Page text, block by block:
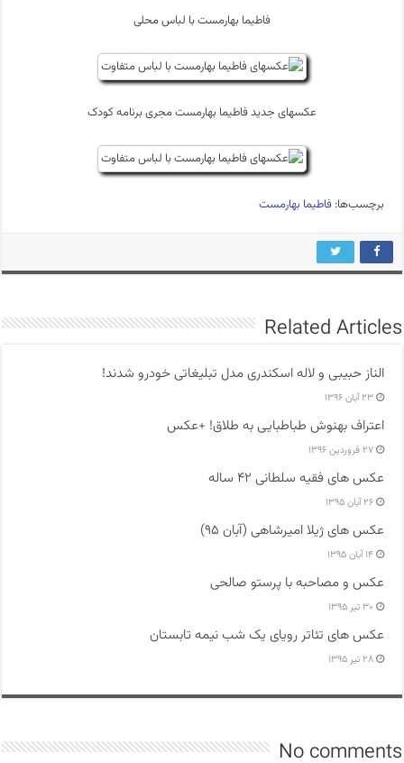
فاطیما بهارمست با لباس محلی
عکسهای جدید فاطیما بهارمست مجری برنامه کودک
برچسب‌ها:فاطیما بهارمست
Related Articles
الناز حبیبی و لاله اسکندری مدل تبلیغاتی خودرو شدند!
۲۳ آبان ۱۳۹۶
اعتراف بهنوش طباطبایی به طلاق! +عکس
۲۷ فروردین ۱۳۹۶
عکس های فقیه سلطانی ۴۲ ساله
۲۶ آبان ۱۳۹۵
عکس های ژیلا امیرشاهی (آبان ۹۵)
۱۴ آبان ۱۳۹۵
عکس و مصاحبه با پرستو صالحی
۳۰ تیر ۱۳۹۵
عکس های تئاتر رویای یک شب نیمه تابستان
۲۸ تیر ۱۳۹۵
No comments